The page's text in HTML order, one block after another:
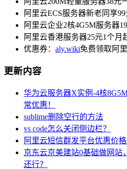
阿里云ECS服务器新老同享
阿里云企业2核4G5M服务器
阿里云香港服务器25元1个月
优惠券： aly.wiki免费领取阿
更新内容
华为云服务器X实例-4核
常优惠！
sublime删除空行的方法
vs code怎么关闭侧边栏？
阿里云短信群发平台优惠价
京东云京美建站0基础做网站
还行？